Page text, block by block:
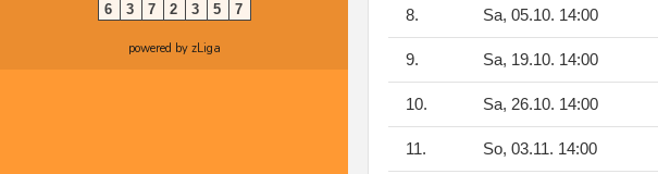
6 3 7 2 3 5 7
powered by zLiga
8. Sa, 05.10. 14:00
9. Sa, 19.10. 14:00
10. Sa, 26.10. 14:00
11. So, 03.11. 14:00